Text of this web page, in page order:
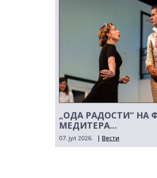
„ОДА РАДОСТИ“ НА
МЕДИТЕРА...
07. јул 2026. | Вести